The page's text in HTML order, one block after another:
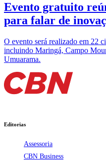
Evento gratuito
para falar de
O evento será realizado em 22
incluindo Maringá, Campo
Umuarama.
Editorias
Assessoria
CBN Business